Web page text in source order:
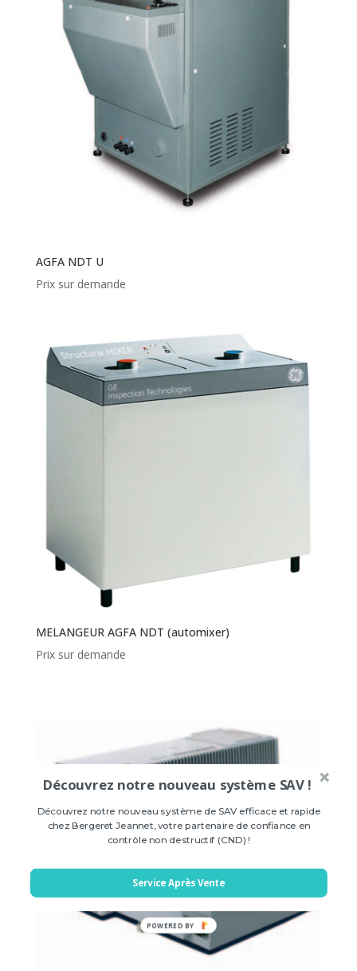
AGFA NDT U
Prix sur demande
MELANGEUR AGFA NDT (automixer)
Prix sur demande
Découvrez notre nouveau système SAV !
Découvrez notre nouveau système de SAV efficace et rapide
chez Bergeret Jeannet, votre partenaire de confiance en
contrôle non destructif (CND) !
Service Après Vente
POWERED BY